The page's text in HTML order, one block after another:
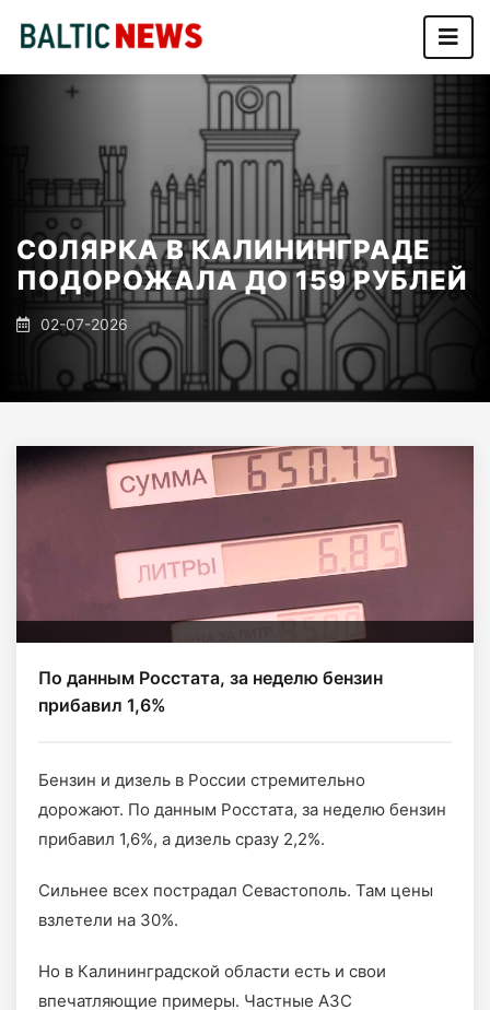
СОЛЯРКА В КАЛИНИНГРАДЕ
ПОДОРОЖАЛА ДО 159 РУБЛЕЙ
02-07-2026
По данным Росстата, за неделю бензин
прибавил 1,6%
Бензин и дизель в России стремительно
дорожают. По данным Росстата, за неделю бензин
прибавил 1,6%, а дизель сразу 2,2%.
Сильнее всех пострадал Севастополь. Там цены
взлетели на 30%.
Но в Калининградской области есть и свои
впечатляющие примеры. Частные АЗС